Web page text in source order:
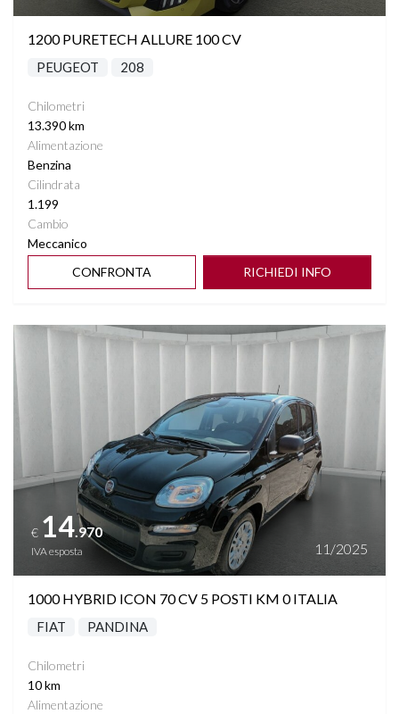
1200 PURETECH ALLURE 100 CV
PEUGEOT 208
Chilometri
13.390 km
Alimentazione
Benzina
Cilindrata
1.199
Cambio
Meccanico
CONFRONTA
RICHIEDI INFO
Vedi dettagli
€ 14.970
IVA esposta 11/2025
1000 HYBRID ICON 70 CV 5 POSTI KM 0 ITALIA
FIAT PANDINA
Chilometri
10 km
Alimentazione